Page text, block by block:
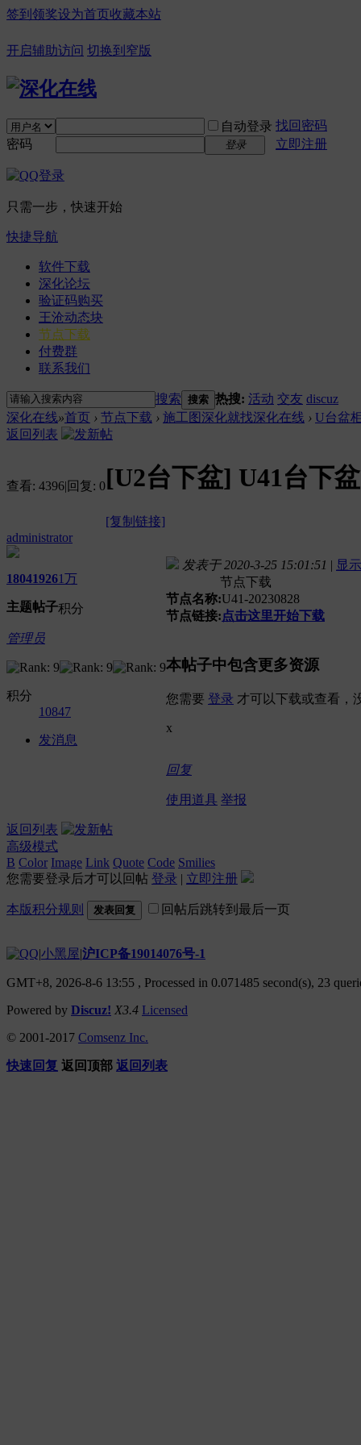
签到领奖设为首页收藏本站
开启辅助访问 切换到窄版
自动登录 找回密码
密码
登录 立即注册
只需一步，快速开始
快捷导航
软件下载
深化论坛
验证码购买
王沧动态块
节点下载
付费群
联系我们
搜索 搜索 热搜: 活动 交友 discuz
深化在线»首页 › 节点下载 › 施工图深化就找深化在线 › U台盆
返回列表
查看: 4396| 回复: 0[U2台下盆] U41台下
[复制链接]
administrator
1804
主题
1926
帖子
1万
积分
管理员
积分
10847
发消息
发表于 2020-3-25 15:01:51 | 显
节点下载
节点名称:U41-20230828
节点链接:点击这里开始下载
本帖子中包含更多资源
您需要 登录 才可以下载或查看，
x
回复
使用道具 举报
返回列表
高级模式
B Color Image Link Quote Code Smilies
您需要登录后才可以回帖 登录 | 立即注册
本版积分规则 发表回复 回帖后跳转到最后一页
|小黑屋|沪ICP备19014076号-1
GMT+8, 2026-8-6 13:55 , Processed in 0.071485 second(s), 23
Powered by Discuz! X3.4 Licensed
© 2001-2017 Comsenz Inc.
快速回复 返回顶部 返回列表